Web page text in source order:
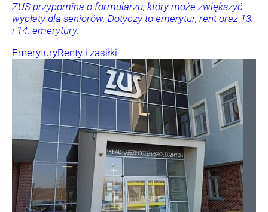
ZUS przypomina o formularzu, który może zwiększyć
wypłaty dla seniorów. Dotyczy to emerytur, rent oraz 13.
i 14. emerytury.
EmeryturyRenty i zasiłki